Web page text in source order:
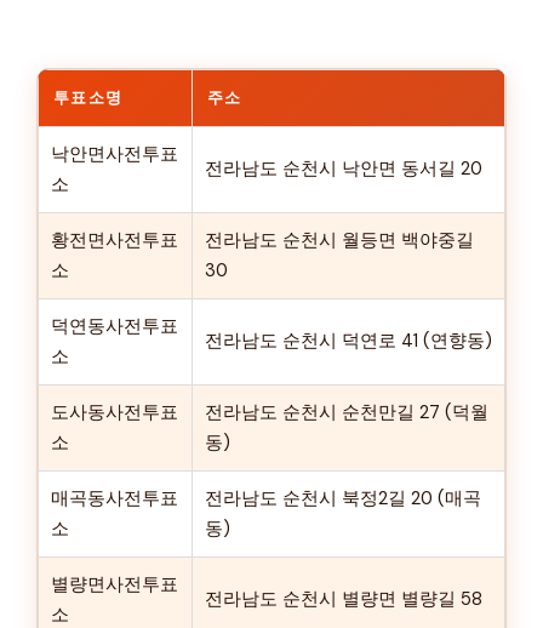
투표소명 주소
낙안면사전투표
소
전라남도 순천시 낙안면 동서길 20
황전면사전투표
소
전라남도 순천시 월등면 백야중길
30
덕연동사전투표
소
전라남도 순천시 덕연로 41 (연향동)
도사동사전투표
소
전라남도 순천시 순천만길 27 (덕월
동)
매곡동사전투표
소
전라남도 순천시 북정2길 20 (매곡
동)
별량면사전투표
소
전라남도 순천시 별량면 별량길 58